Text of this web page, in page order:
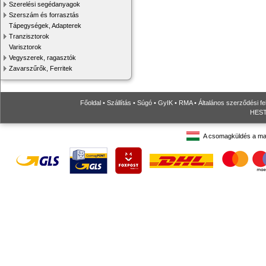
Szerelési segédanyagok
Szerszám és forrasztás
Tápegységek, Adapterek
Tranzisztorok
Varisztorok
Vegyszerek, ragasztók
Zavarszűrők, Ferritek
Főoldal • Szállítás • Súgó • GyIK • RMA• Általános szerződési
A csomagküldés a